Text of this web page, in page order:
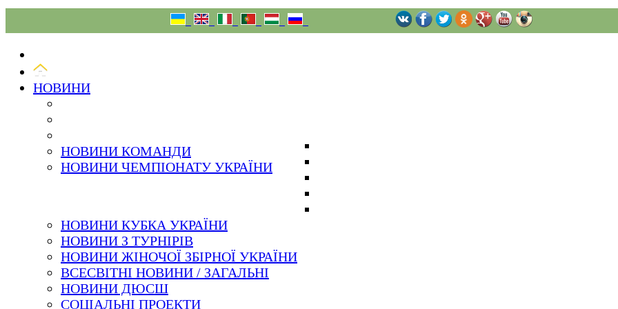
НОВИНИ
НОВИНИ КОМАНДИ
НОВИНИ ЧЕМПІОНАТУ УКРАЇНИ
НОВИНИ КУБКА УКРАЇНИ
НОВИНИ З ТУРНІРІВ
НОВИНИ ЖІНОЧОЇ ЗБІРНОЇ УКРАЇНИ
ВСЕСВІТНІ НОВИНИ / ЗАГАЛЬНІ
НОВИНИ ДЮСШ
СОЦІАЛЬНІ ПРОЕКТИ